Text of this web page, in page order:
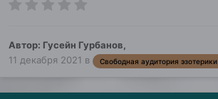
Автор: Гусейн Гурбанов,
11 декабря 2021 в Свободная аудитория эзотерики